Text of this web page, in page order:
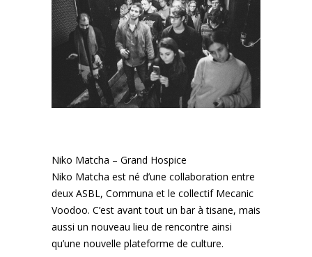
Niko Matcha – Grand Hospice
Niko Matcha est né d’une collaboration entre
deux ASBL, Communa et le collectif Mecanic
Voodoo. C’est avant tout un bar à tisane, mais
aussi un nouveau lieu de rencontre ainsi
qu’une nouvelle plateforme de culture.